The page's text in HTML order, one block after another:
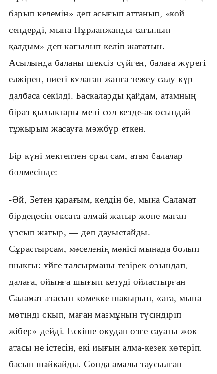
барып келемін» деп асығып аттанып, «кой
сендерді, мына Нұрланжанды сағынып
қалдым» деп капылып келіп жататын.
Асылында баланы шексіз сүйген, балаға жүрегі
елжіреп, ниеті кұлаған жанға тежеу салу кұр
далбаса секілді. Баскаларды қайдам, атамның
біраз қылыктары мені сол кезде-ак осындай
тұжырым жасауға мөжбүр еткен.
Бір күні мектептен орал сам, атам балалар
бөлмесінде:
-Әй, Бетен қарағым, келдің бе, мына Саламат
бірдеңесін оксата алмай жатыр жөне маған
ұрсып жатыр, — деп дауыстайды.
Сұрастырсам, мәселенің мәнісі мынада болып
шыкгы: үйге талсырманы тезірек орындап,
далаға, ойынға шығып кетуді ойластырған
Саламат атасын көмекке шакырып, «ата, мына
мөтінді окып, маған мазмұнын түсіндіріп
жібер» дейді. Ескіше окудан өзге сауаты жок
атасы не істесін, екі иығын алма-кезек көтеріп,
басын шайкайды. Сонда амалы таусылған